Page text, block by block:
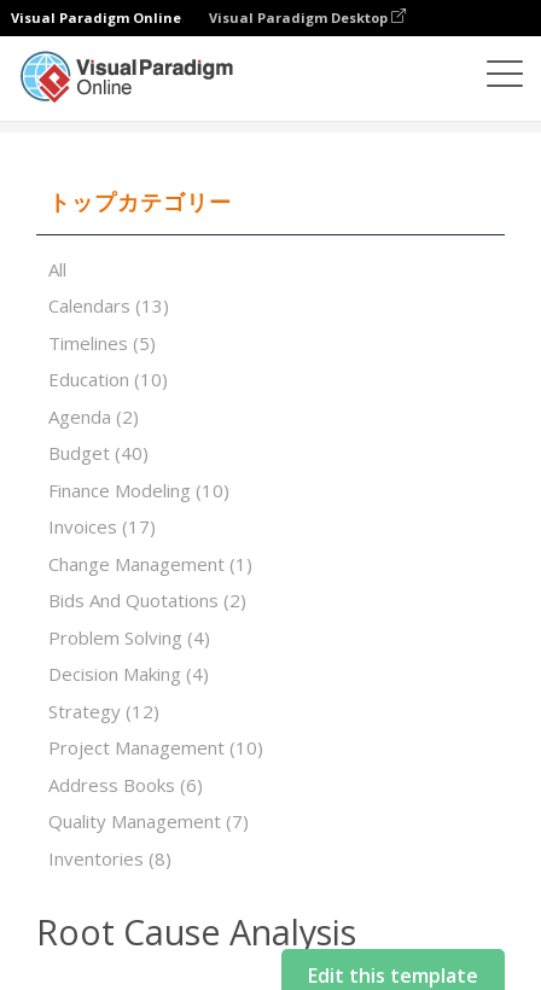
Visual Paradigm Online Visual Paradigm Desktop
トップカテゴリー
All
Calendars (13)
Timelines (5)
Education (10)
Agenda (2)
Budget (40)
Finance Modeling (10)
Invoices (17)
Change Management (1)
Bids And Quotations (2)
Problem Solving (4)
Decision Making (4)
Strategy (12)
Project Management (10)
Address Books (6)
Quality Management (7)
Inventories (8)
Root Cause Analysis
Edit this template